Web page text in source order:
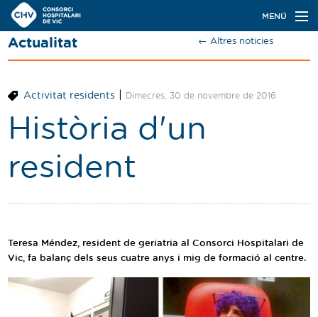
Navegació
principal
MENÚ
Actualitat
Oferta de places
Ser resident
Contacte
Cercador
Català Castellano
Actualitat ← Altres notícies
Activitat residents| Dimecres, 30 de novembre de 2016
Història d'un
resident
Teresa Méndez, resident de geriatria al Consorci Hospitalari de
Vic, fa balanç dels seus cuatre anys i mig de formació al centre.